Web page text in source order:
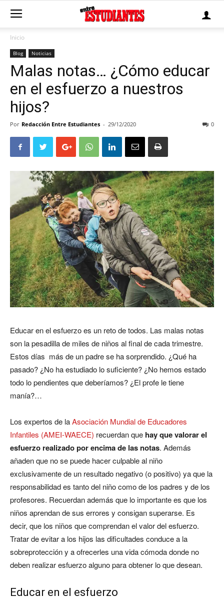
Inicio
Blog Noticias
Malas notas… ¿Cómo educar
en el esfuerzo a nuestros
hijos?
Por Redacción Entre Estudiantes - 29/12/2020 0
Educar en el esfuerzo es un reto de todos. Las malas notas
son la pesadilla de miles de niños al final de cada trimestre.
Estos días más de un padre se ha sorprendido. ¿Qué ha
pasado? ¿No ha estudiado lo suficiente? ¿No hemos estado
todo lo pendientes que deberíamos? ¿El profe le tiene
manía?…
Los expertos de laAsociación Mundial de Educadores
Infantiles (AMEI-WAECE) recuerdan que hay que valorar el
esfuerzo realizado por encima de las notas. Además
añaden que no se puede hacer culpable al niño
exclusivamente de un resultado negativo (o positivo) ya que la
responsabilidad es tanto del niño como de los padres y de los
profesores. Recuerdan además que lo importante es que los
niños aprendan de sus errores y consigan superarse. Es
decir, que los niños que comprendan el valor del esfuerzo.
Tratar de evitar a los hijos las dificultades conduce a la
sobreprotección y a ofrecerles una vida cómoda donde no
deben realizar esfuerzo alguno para obtener lo que desean.
Educar en el esfuerzo